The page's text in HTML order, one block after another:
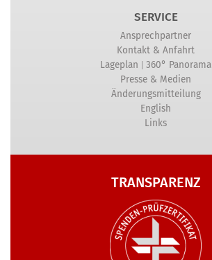
SERVICE
Ansprechpartner
Kontakt & Anfahrt
Lageplan | 360° Panorama
Presse & Medien
Änderungsmitteilung
English
Links
TRANSPARENZ